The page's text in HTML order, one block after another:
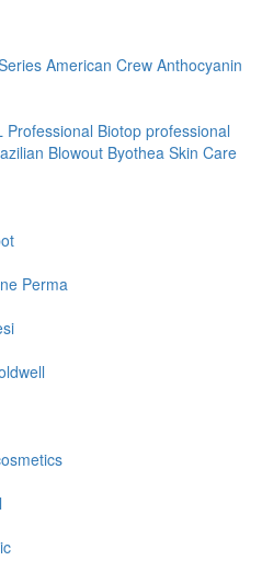
American Crew Anthocyanin
Professional Biotop professional
Blowout Byothea Skin Care
Perma